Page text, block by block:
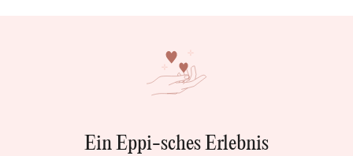
Ein Eppi-sches Erlebnis